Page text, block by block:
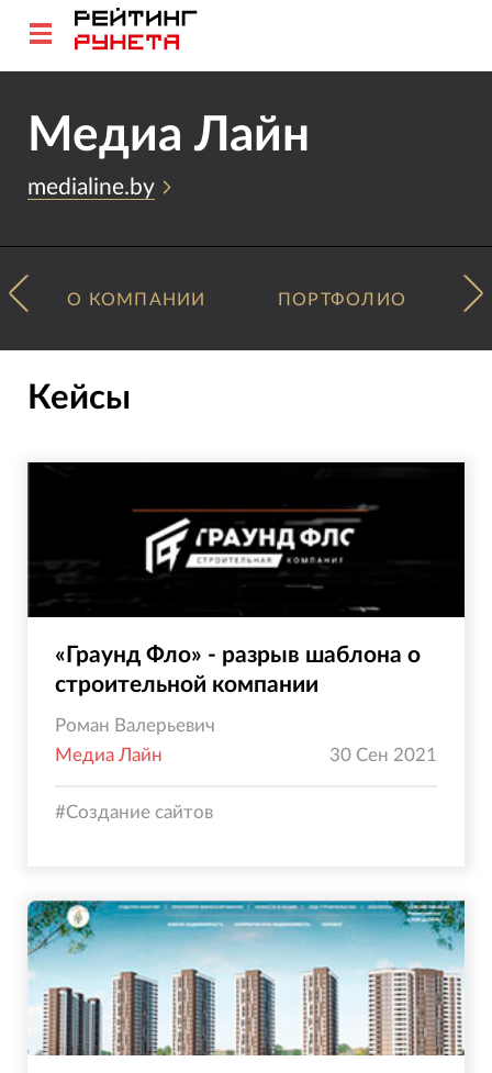
Медиа Лайн
medialine.by
О КОМПАНИИ ПОРТФОЛИО
Кейсы
«Граунд Фло» - разрыв шаблона о
строительной компании
Роман Валерьевич
Медиа Лайн
30 Сен 2021
#Создание сайтов